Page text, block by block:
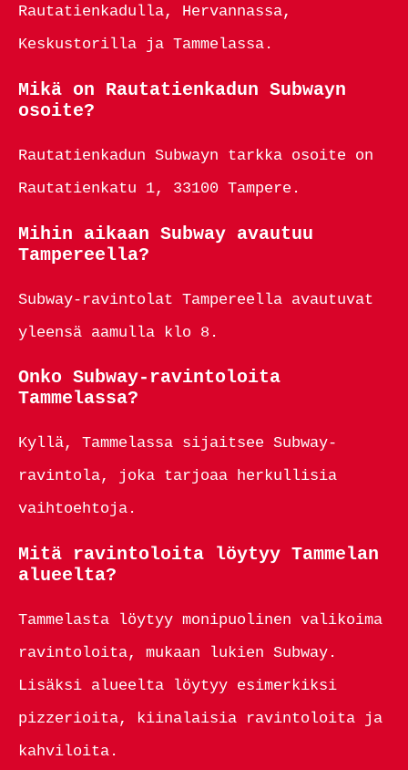
Rautatienkadulla, Hervannassa,
Keskustorilla ja Tammelassa.
Mikä on Rautatienkadun Subwayn
osoite?
Rautatienkadun Subwayn tarkka osoite on
Rautatienkatu 1, 33100 Tampere.
Mihin aikaan Subway avautuu
Tampereella?
Subway-ravintolat Tampereella avautuvat
yleensä aamulla klo 8.
Onko Subway-ravintoloita
Tammelassa?
Kyllä, Tammelassa sijaitsee Subway-
ravintola, joka tarjoaa herkullisia
vaihtoehtoja.
Mitä ravintoloita löytyy Tammelan
alueelta?
Tammelasta löytyy monipuolinen valikoima
ravintoloita, mukaan lukien Subway.
Lisäksi alueelta löytyy esimerkiksi
pizzerioita, kiinalaisia ravintoloita ja
kahviloita.